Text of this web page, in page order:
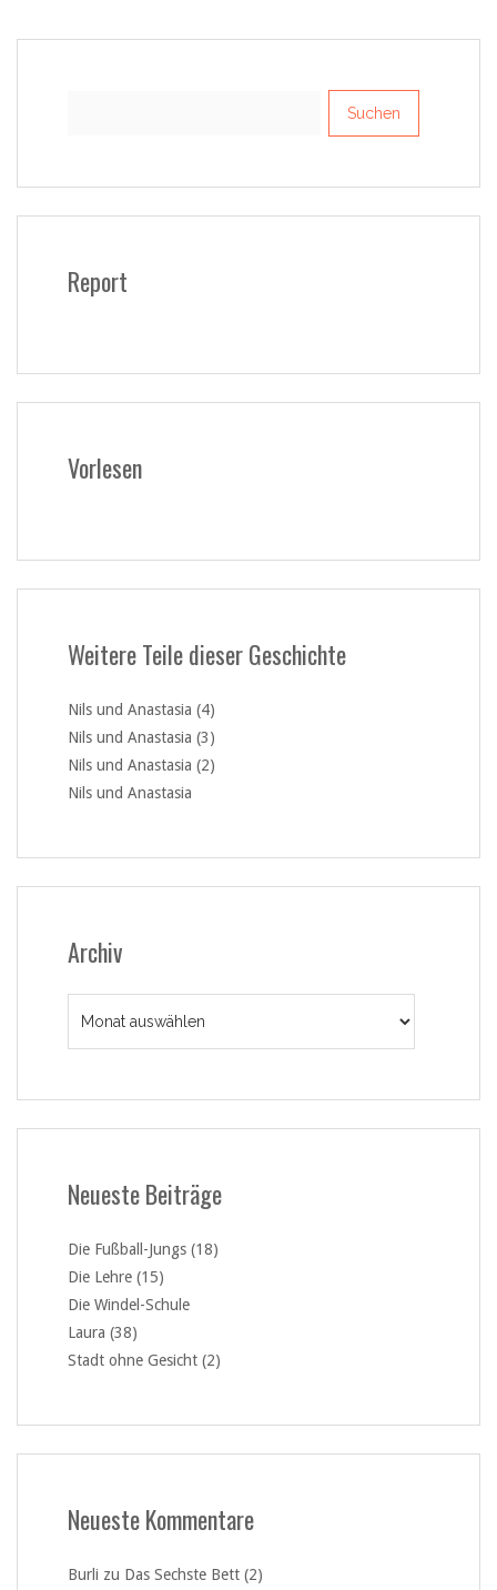
Report
Vorlesen
Weitere Teile dieser Geschichte
Nils und Anastasia (4)
Nils und Anastasia (3)
Nils und Anastasia (2)
Nils und Anastasia
Archiv
Neueste Beiträge
Die Fußball-Jungs (18)
Die Lehre (15)
Die Windel-Schule
Laura (38)
Stadt ohne Gesicht (2)
Neueste Kommentare
Burli zu Das Sechste Bett (2)